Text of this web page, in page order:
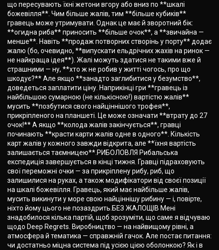
що пересувають їхні жетони вгору або вниз по **шкалі
божевілля**. Чим більше жалів, тим **більше кубиків**
гравець може утримувати. Однак це має й зворотний бік:
**огидна риба** приносить **більше очок**, а **звичайна —
менше**. Навіть **продаж потворних створінь у порту** додає
жалю (бо, очевидно, **випускати ельдрічних жахів на ринок —
не найкраща ідея**). Жалі можуть здатися не такими вже й
страшними — ну, **хто ж не робив у житті чогось, про що
шкодує?** Але якщо **занадто заглибитися у безумство**,
доведеться заплатити ціну. Наприкінці гри **гравець із
найбільшою сумарною (не кількісною!) вартістю жалів**
мусить **позбутися свого найціннішого трофея**,
прикріпленого на планшеті. Це може означати **втрату до 27
очок!** А якщо **колода жалів закінчується**, гравці
починають **красти карти жалів одне в одного**. Кількість
карт жалів у кожного завжди відкрита, але **їхня вартість
залишається таємницею**.РИБОЛОВЛЯ Рибальська
експедиція завершується в кінці тижня. Гравці підраховують
свої переможні очки — за прикріплену рибу, риб, що
залишилися на руках, а також модифікатори від своєї позиції
на шкалі божевілля. Гравець, який має найбільше жалів,
мусить викинути у море свою найціннішу рибину — і, повірте,
ніхто йому цього не позаздрить.БЕЗ ЖАЛОЩІВ Мені
знадобилося кілька партій, щоб зрозуміти, що саме я відчуваю
щодо Deep Regrets. Виробництво — на найвищому рівні, а
атмосфера й тематика — справжній гачок. Але постає питання:
чи достатньо міцна система під усією цією оболонкою? Як і в